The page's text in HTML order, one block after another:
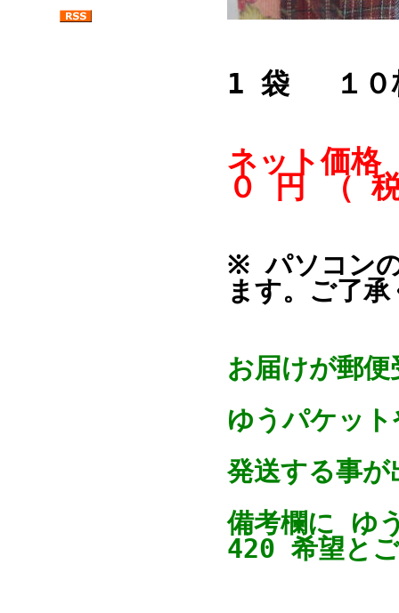
1 袋 １０
ネット価
０ 円 （
※ パソコン
ます。ご了
お届けが郵
ゆうパケッ
発送する事が
備考欄に ゆ
420 希望と